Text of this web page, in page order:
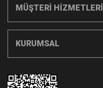
MÜŞTERİ HİZMETLERİ
KURUMSAL